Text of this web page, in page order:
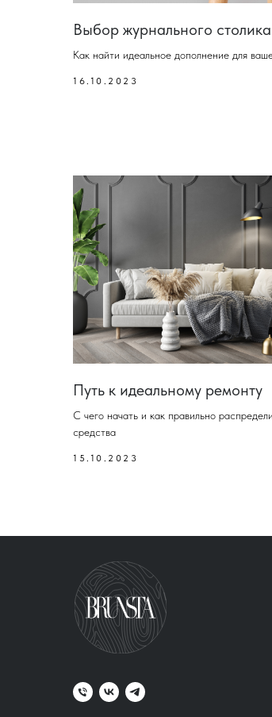
Выбор журнального столика
Как найти идеальное дополнение для
16.10.2023
Путь к идеальному ремонту
С чего начать и как правильно
средства
15.10.2023